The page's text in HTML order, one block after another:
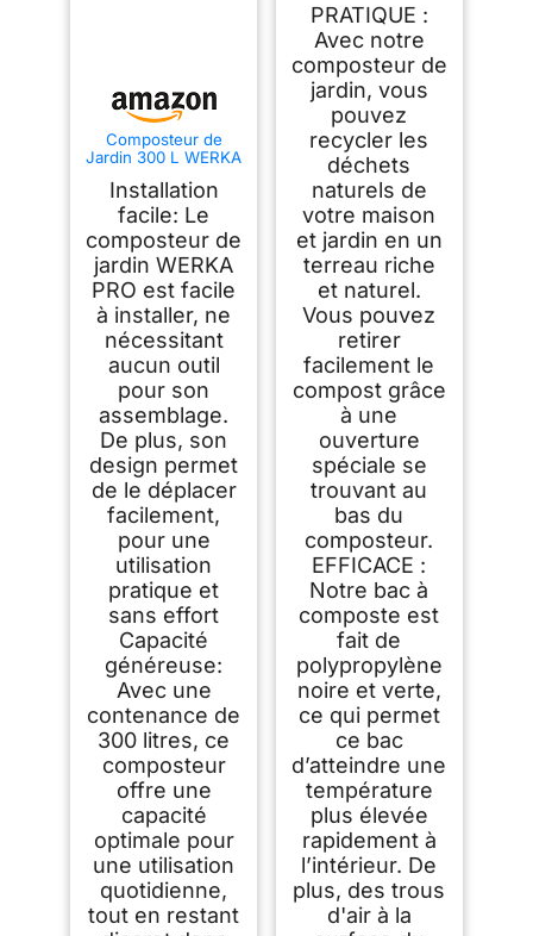
Composteur de
Jardin 300 L WERKA
Installation
facile: Le
composteur de
jardin WERKA
PRO est facile
à installer, ne
nécessitant
aucun outil
pour son
assemblage.
De plus, son
design permet
de le déplacer
facilement,
pour une
utilisation
pratique et
sans effort
Capacité
généreuse:
Avec une
contenance de
300 litres, ce
composteur
offre une
capacité
optimale pour
une utilisation
quotidienne,
tout en restant
Supérieure Bac
Composteur pour
Jardin Déchets Bac
à Composte en
Polypropylène
Résistant aux Chocs
et aux UV Noir Vert
Lot de 1
PRATIQUE :
Avec notre
composteur de
jardin, vous
pouvez
recycler les
déchets
naturels de
votre maison
et jardin en un
terreau riche
et naturel.
Vous pouvez
retirer
facilement le
compost grâce
à une
ouverture
spéciale se
trouvant au
bas du
composteur.
EFFICACE :
Notre bac à
composte est
fait de
polypropylène
noire et verte,
ce qui permet
ce bac
d’atteindre une
température
plus élevée
rapidement à
l’intérieur. De
plus, des trous
d'air à la